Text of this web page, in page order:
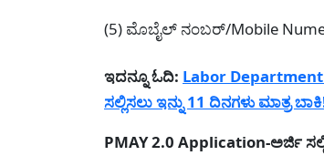
(5) ಮೊಬೈಲ್ ನಂಬರ್/Mobile
ಇದನ್ನೂ ಓದಿ: Labor
ಸಲ್ಲಿಸಲು ಇನ್ನು 11 ದಿನಗಳು ಮಾತ್ರ
PMAY 2.0 Application-ಅರ್ಜಿ